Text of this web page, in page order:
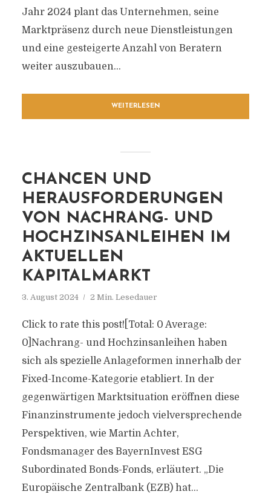
Jahr 2024 plant das Unternehmen, seine
Marktpräsenz durch neue Dienstleistungen
und eine gesteigerte Anzahl von Beratern
weiter auszubauen...
WEITERLESEN
CHANCEN UND
HERAUSFORDERUNGEN
VON NACHRANG- UND
HOCHZINSANLEIHEN IM
AKTUELLEN
KAPITALMARKT
3. August 2024 2 Min. Lesedauer
Click to rate this post![Total: 0 Average:
0]Nachrang- und Hochzinsanleihen haben
sich als spezielle Anlageformen innerhalb der
Fixed-Income-Kategorie etabliert. In der
gegenwärtigen Marktsituation eröffnen diese
Finanzinstrumente jedoch vielversprechende
Perspektiven, wie Martin Achter,
Fondsmanager des BayernInvest ESG
Subordinated Bonds-Fonds, erläutert. „Die
Europäische Zentralbank (EZB) hat...